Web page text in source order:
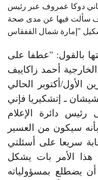
دوكا عمروف عبر رئيس
سألت فيها عن مدى صحة
بالقول: "عطفا على
أحمد زاكاييف
أكتوبر الحالي
ـ إتشكيريا فإني
رئيس دائرة الإعلام
سيكون من العسير
سريعا على أسئلتي
الأمر بات يشكل
يضطلع بمسؤولياته